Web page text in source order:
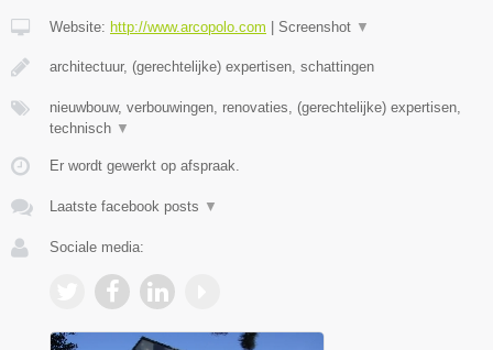
Website: http://www.arcopolo.com Screenshot ▼
architectuur, (gerechtelijke) expertisen, schattingen
nieuwbouw, verbouwingen, renovaties, (gerechtelijke) expertisen,
technisch ▼
Er wordt gewerkt op afspraak.
Laatste facebook posts ▼
Sociale media: